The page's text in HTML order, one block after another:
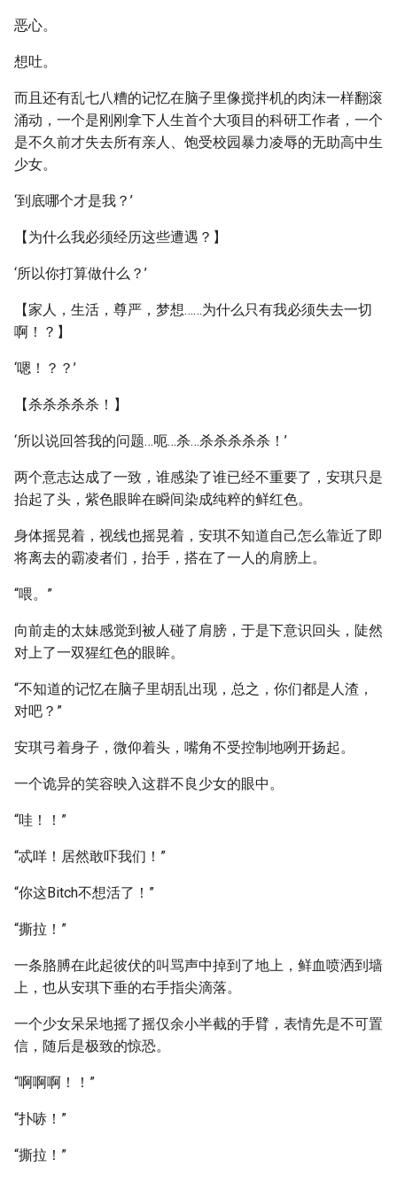
恶心。
想吐。
而且还有乱七八糟的记忆在脑子里像搅拌机的肉沫一样翻滚
涌动，一个是刚刚拿下人生首个大项目的科研工作者，一个
是不久前才失去所有亲人、饱受校园暴力凌辱的无助高中生
少女。
‘到底哪个才是我？’
【为什么我必须经历这些遭遇？】
‘所以你打算做什么？’
【家人，生活，尊严，梦想……为什么只有我必须失去一切
啊！？】
‘嗯！？？’
【杀杀杀杀杀！】
‘所以说回答我的问题…呃…杀…杀杀杀杀杀！’
两个意志达成了一致，谁感染了谁已经不重要了，安琪只是
抬起了头，紫色眼眸在瞬间染成纯粹的鲜红色。
身体摇晃着，视线也摇晃着，安琪不知道自己怎么靠近了即
将离去的霸凌者们，抬手，搭在了一人的肩膀上。
“喂。”
向前走的太妹感觉到被人碰了肩膀，于是下意识回头，陡然
对上了一双猩红色的眼眸。
“不知道的记忆在脑子里胡乱出现，总之，你们都是人渣，
对吧？”
安琪弓着身子，微仰着头，嘴角不受控制地咧开扬起。
一个诡异的笑容映入这群不良少女的眼中。
“哇！！”
“忒咩！居然敢吓我们！”
“你这Bitch不想活了！”
“撕拉！”
一条胳膊在此起彼伏的叫骂声中掉到了地上，鲜血喷洒到墙
上，也从安琪下垂的右手指尖滴落。
一个少女呆呆地摇了摇仅余小半截的手臂，表情先是不可置
信，随后是极致的惊恐。
“啊啊啊！！”
“扑哧！”
“撕拉！”